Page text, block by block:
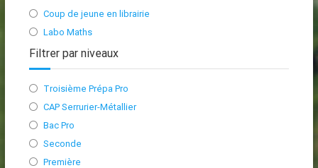
Coup de jeune en librairie
Labo Maths
Filtrer par niveaux
Troisième Prépa Pro
CAP Serrurier-Métallier
Bac Pro
Seconde
Première